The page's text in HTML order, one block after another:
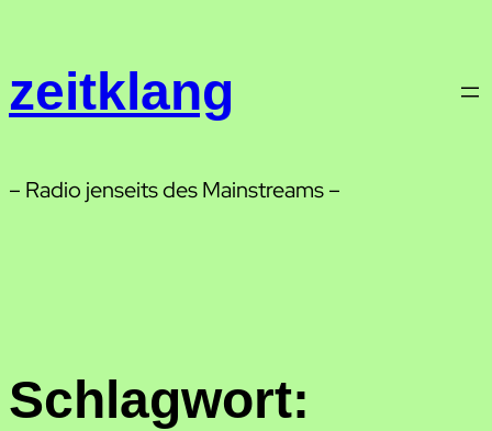
springen
zeitklang
– Radio jenseits des Mainstreams –
Schlagwort: